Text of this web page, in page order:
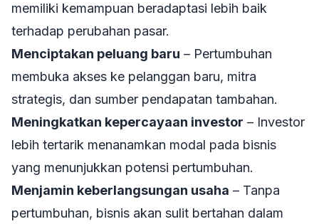
memiliki kemampuan beradaptasi lebih baik
terhadap perubahan pasar.
Menciptakan peluang baru – Pertumbuhan
membuka akses ke pelanggan baru, mitra
strategis, dan sumber pendapatan tambahan.
Meningkatkan kepercayaan investor – Investor
lebih tertarik menanamkan modal pada bisnis
yang menunjukkan potensi pertumbuhan.
Menjamin keberlangsungan usaha – Tanpa
pertumbuhan, bisnis akan sulit bertahan dalam